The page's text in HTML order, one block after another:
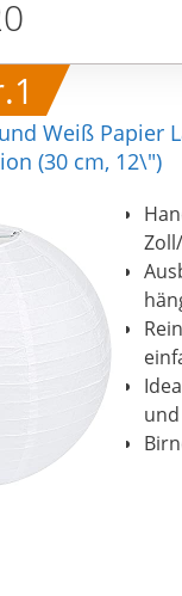
Weiß Papier
(30 cm, 12\")